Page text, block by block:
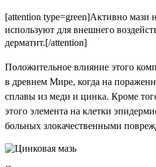
[attention type=green]Активно мази
используют для внешнего
дерматит.[/attention]
Положительное влияние этого
в древнем Мире, когда на
сплавы из меди и цинка. Кроме
этого элемента на клетки
больных злокачественными